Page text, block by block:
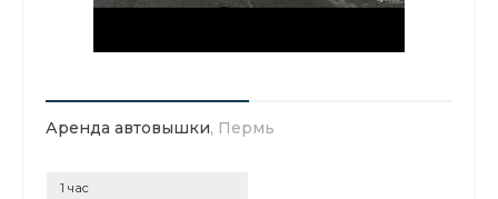
Аренда автовышки, Пермь
1 час